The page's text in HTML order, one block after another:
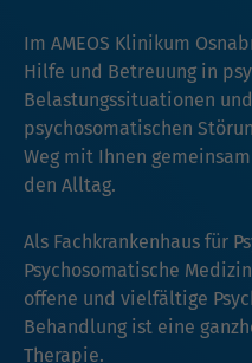
Im AMEOS Klinikum
Hilfe und Betreuung in
Belastungssituationen
psychosomatischen
Weg mit Ihnen
den Alltag.
Als Fachkrankenhaus für
Psychosomatische
offene und vielfältige
Behandlung ist eine
Therapie.